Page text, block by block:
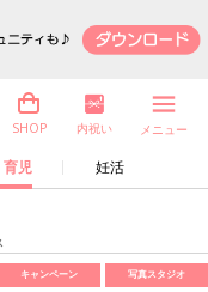
児 妊活
SHOP 内祝い メニュー
キャンペーン 写真スタジオ